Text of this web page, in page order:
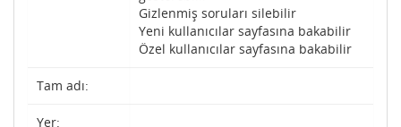
Gizlenmiş soruları silebilir
Yeni kullanıcılar sayfasına bakabilir
Özel kullanıcılar sayfasına bakabilir
Tam adı:
Yer: